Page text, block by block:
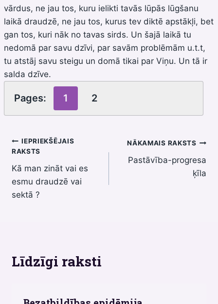
vārdus, ne jau tos, kuru ielikti tavās lūpās lūgšanu
laikā draudzē, ne jau tos, kurus tev diktē apstākļi, bet
gan tos, kuri nāk no tavas sirds. Un šajā laikā tu
nedomā par savu dzīvi, par savām problēmām u.t.t,
tu atstāj savu steigu un domā tikai par Viņu. Un tā ir
salda dzīve.
Pages: 1 2
Ziņu
izvēlne
IEPRIEKŠĒJAIS
RAKSTS
Kā man zināt vai es
esmu draudzē vai
sektā ?
NĀKAMAIS RAKSTS
Pastāvība-progresa
ķīla
Līdzīgi raksti